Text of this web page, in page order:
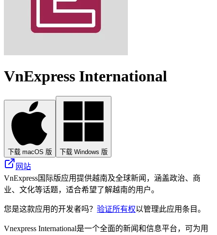
VnExpress International
下载 macOS 版 下载 Windows 版
网站
VnExpress国际版应用提供越南及全球新闻，涵盖政治、商
业、文化等话题，适合希望了解越南的用户。
您是这款应用的开发者吗？ 验证所有权以管理此应用条目。
Vnexpress International是一个全面的新闻和信息平台，可为用